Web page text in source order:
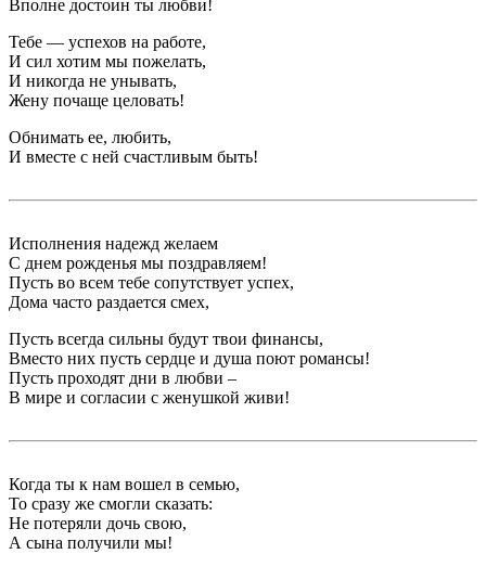
Вполне достоин ты любви!
Тебе — успехов на работе,
И сил хотим мы пожелать,
И никогда не унывать,
Жену почаще целовать!
Обнимать ее, любить,
И вместе с ней счастливым быть!
Исполнения надежд желаем
С днем рожденья мы поздравляем!
Пусть во всем тебе сопутствует успех,
Дома часто раздается смех,
Пусть всегда сильны будут твои финансы,
Вместо них пусть сердце и душа поют романсы!
Пусть проходят дни в любви –
В мире и согласии с женушкой живи!
Когда ты к нам вошел в семью,
То сразу же смогли сказать:
Не потеряли дочь свою,
А сына получили мы!